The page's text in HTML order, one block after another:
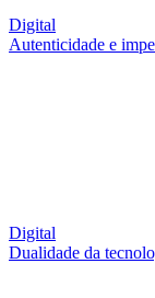
Digital
Autenticidade e
Digital
Dualidade da